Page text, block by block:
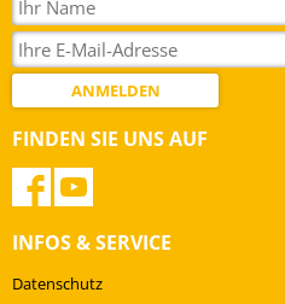
ANMELDEN
FINDEN SIE UNS AUF
INFOS & SERVICE
Datenschutz